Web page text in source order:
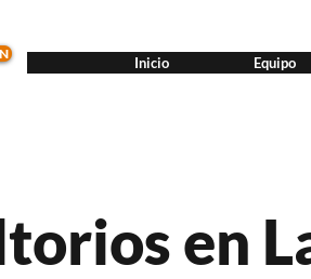
Inicio Equipo
en